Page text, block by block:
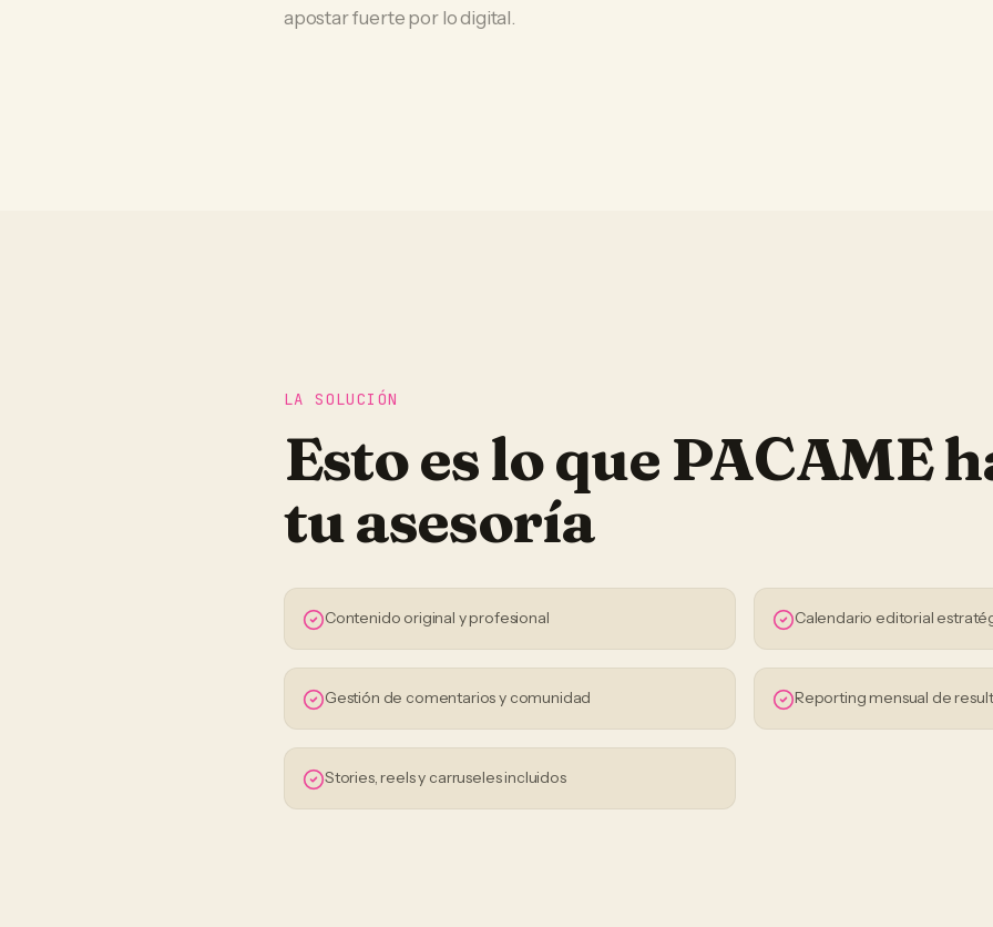
apostar fuerte por lo digital.
LA SOLUCIÓN
Esto es lo que PACAME
tuasesoría
Contenido original y profesional Calendario editorial
Gestión de comentarios y comunidad Reporting mensual de
Stories, reels y carruseles incluidos